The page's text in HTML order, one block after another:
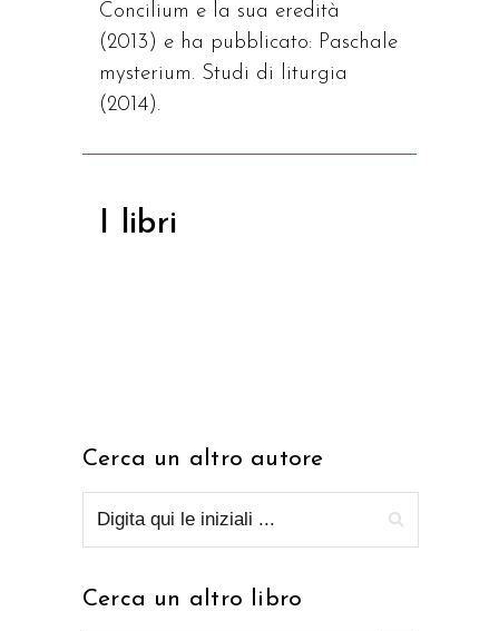
Concilium e la sua eredità
(2013) e ha pubblicato: Paschale
mysterium. Studi di liturgia
(2014).
I libri
Cerca un altro autore
Cerca un altro libro